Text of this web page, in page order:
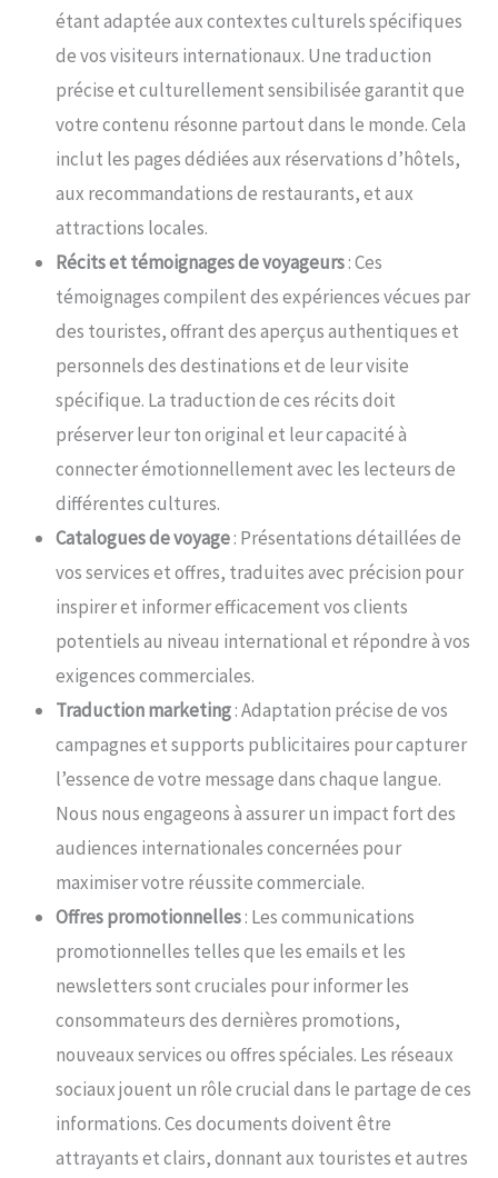
étant adaptée aux contextes culturels spécifiques
de vos visiteurs internationaux. Une traduction
précise et culturellement sensibilisée garantit que
votre contenu résonne partout dans le monde. Cela
inclut les pages dédiées aux réservations d’hôtels,
aux recommandations de restaurants, et aux
attractions locales.
Récits et témoignages de voyageurs: Ces
témoignages compilent des expériences vécues par
des touristes, offrant des aperçus authentiques et
personnels des destinations et de leur visite
spécifique. La traduction de ces récits doit
préserver leur ton original et leur capacité à
connecter émotionnellement avec les lecteurs de
différentes cultures.
Catalogues de voyage: Présentations détaillées de
vos services et offres, traduites avec précision pour
inspirer et informer efficacement vos clients
potentiels au niveau international et répondre à vos
exigences commerciales.
Traduction marketing: Adaptation précise de vos
campagnes et supports publicitaires pour capturer
l’essence de votre message dans chaque langue.
Nous nous engageons à assurer un impact fort des
audiences internationales concernées pour
maximiser votre réussite commerciale.
Offres promotionnelles: Les communications
promotionnelles telles que les emails et les
newsletters sont cruciales pour informer les
consommateurs des dernières promotions,
nouveaux services ou offres spéciales. Les réseaux
sociaux jouent un rôle crucial dans le partage de ces
informations. Ces documents doivent être
attrayants et clairs, donnant aux touristes et autres